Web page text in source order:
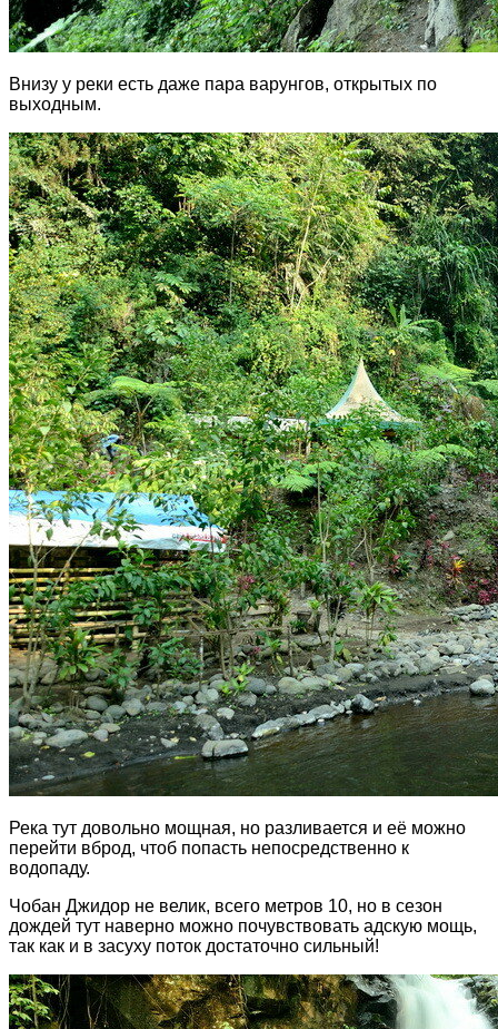
Внизу у реки есть даже пара варунгов, открытых по
выходным.
Река тут довольно мощная, но разливается и её можно
перейти вброд, чтоб попасть непосредственно к
водопаду.
Чобан Джидор не велик, всего метров 10, но в сезон
дождей тут наверно можно почувствовать адскую мощь,
так как и в засуху поток достаточно сильный!